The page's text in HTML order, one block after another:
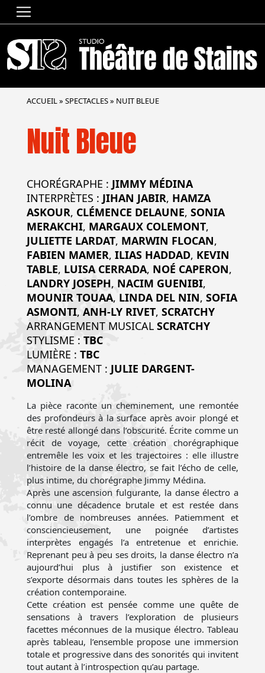
ACCUEIL» SPECTACLES» NUIT BLEUE
Nuit Bleue
CHORÉGRAPHE : JIMMY MÉDINA
INTERPRÈTES : JIHAN JABIR, HAMZA
ASKOUR, CLÉMENCE DELAUNE, SONIA
MERAKCHI, MARGAUX COLEMONT,
JULIETTE LARDAT, MARWIN FLOCAN,
FABIEN MAMER, ILIAS HADDAD, KEVIN
TABLE, LUISA CERRADA, NOÉ CAPERON,
LANDRY JOSEPH, NACIM GUENIBI,
MOUNIR TOUAA, LINDA DEL NIN, SOFIA
ASMONTI, ANH-LY RIVET, SCRATCHY
ARRANGEMENT MUSICAL SCRATCHY
STYLISME : TBC
LUMIÈRE : TBC
MANAGEMENT : JULIE DARGENT-
MOLINA
La pièce raconte un cheminement, une remontée
des profondeurs à la surface après avoir plongé et
être resté allongé dans l’obscurité. Écrite comme un
récit de voyage, cette création chorégraphique
entremêle les voix et les trajectoires : elle illustre
l’histoire de la danse électro, se fait l’écho de celle,
plus intime, du chorégraphe Jimmy Médina.
Après une ascension fulgurante, la danse électro a
connu une décadence brutale et est restée dans
l’ombre de nombreuses années. Patiemment et
consciencieusement, une poignée d’artistes
interprètes engagés l’a entretenue et enrichie.
Reprenant peu à peu ses droits, la danse électro n’a
aujourd’hui plus à justifier son existence et
s’exporte désormais dans toutes les sphères de la
création contemporaine.
Cette création est pensée comme une quête de
sensations à travers l’exploration de plusieurs
facettes méconnues de la musique électro. Tableau
après tableau, l’ensemble propose une immersion
totale et progressive dans des sonorités qui invitent
tout autant à l’introspection qu’au partage.